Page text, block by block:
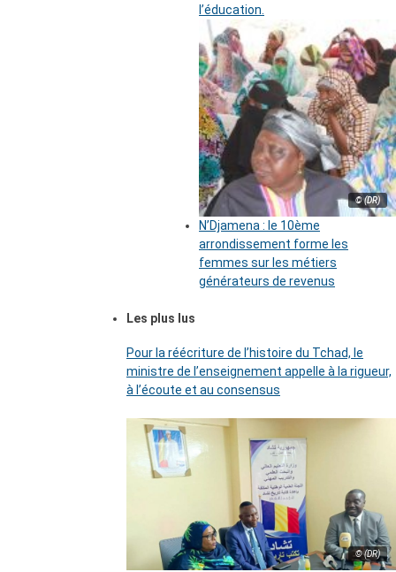
l’éducation.
© (DR)
N’Djamena : le 10ème
arrondissement forme les
femmes sur les métiers
générateurs de revenus
Les plus lus
Pour la réécriture de l’histoire du Tchad, le
ministre de l’enseignement appelle à la rigueur,
à l’écoute et au consensus
© (DR)